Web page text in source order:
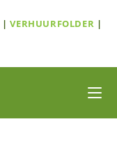
|VERHUURFOLDER |